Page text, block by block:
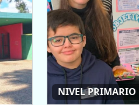
NIVEL PRIMARIO